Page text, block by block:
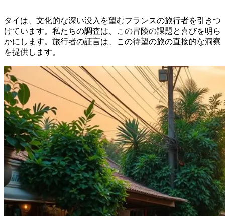
タイは、文化的な深い没入を望むフランスの旅行者を引きつ
けています。私たちの調査は、この冒険の課題と喜びを明ら
かにします。旅行者の証言は、この待望の旅の直接的な洞察
を提供します。